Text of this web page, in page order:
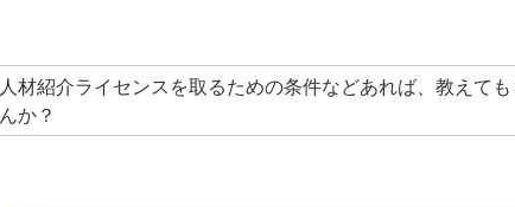
人材紹介ライセンスを取るための条件などあれば、教えて
んか？